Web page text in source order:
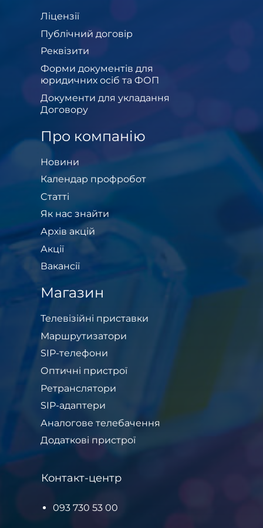
Ліцензії
Публічний договір
Реквізити
Форми документів для
юридичних осіб та ФОП
Документи для укладання
Договору
Про компанію
Новини
Календар профробот
Cтатті
Як нас знайти
Архів акцій
Акції
Вакансії
Магазин
Телевізійні приставки
Маршрутизатори
SIP-телефони
Оптичні пристрої
Ретранслятори
SIP-адаптери
Аналогове телебачення
Додаткові пристрої
Контакт-центр
093 730 53 00